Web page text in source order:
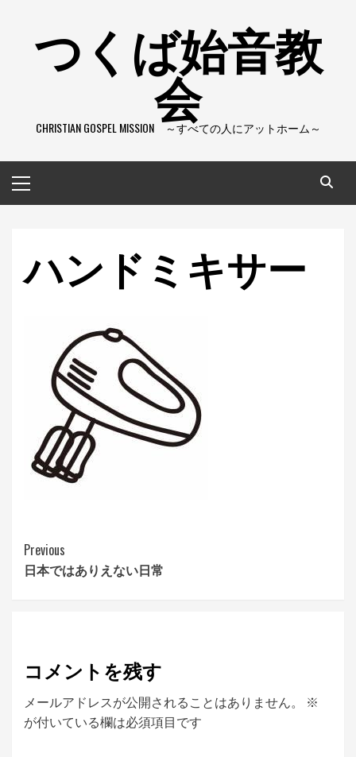
つくば始音教
会
CHRISTIAN GOSPEL MISSION ～すべての人にアットホーム～
イ
ン
ハンドミキサー
Continue
Reading
Previous
日本ではありえない日常
コメントを残す
メールアドレスが公開されることはありません。
※
が付いている欄は必須項目です